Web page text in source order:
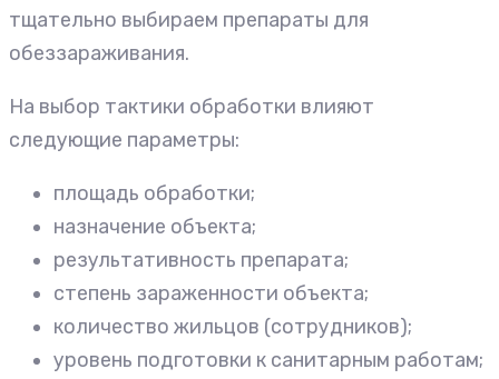
тщательно выбираем препараты для
обеззараживания.
На выбор тактики обработки влияют
следующие параметры:
площадь обработки;
назначение объекта;
результативность препарата;
степень зараженности объекта;
количество жильцов (сотрудников);
уровень подготовки к санитарным работам;